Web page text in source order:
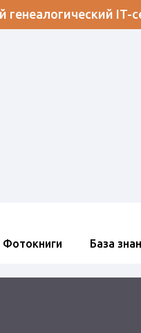
IT-
Фотокниги База